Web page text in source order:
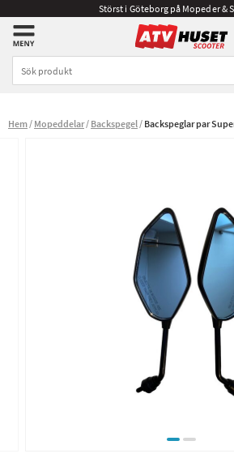
Störst i Göteborg på Mopeder &
Hem Mopeddelar Backspegel Backspeglar par